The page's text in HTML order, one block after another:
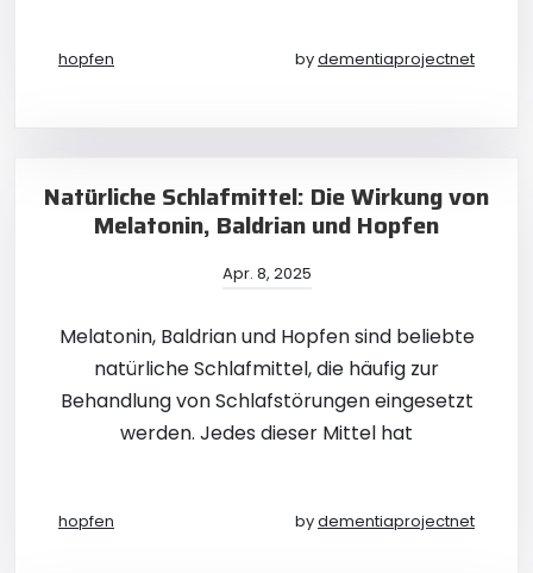
hopfen bydementiaprojectnet
Natürliche Schlafmittel: Die Wirkung von
Melatonin, Baldrian und Hopfen
Apr. 8, 2025
Melatonin, Baldrian und Hopfen sind beliebte
natürliche Schlafmittel, die häufig zur
Behandlung von Schlafstörungen eingesetzt
werden. Jedes dieser Mittel hat
hopfen bydementiaprojectnet